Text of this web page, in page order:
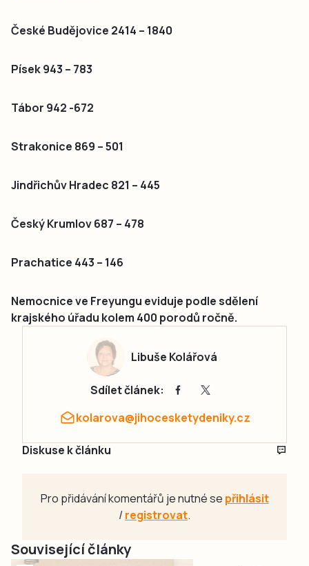
České Budějovice 2414 – 1840
Písek 943 – 783
Tábor 942 -672
Strakonice 869 – 501
Jindřichův Hradec 821 – 445
Český Krumlov 687 – 478
Prachatice 443 – 146
Nemocnice ve Freyungu eviduje podle sdělení
krajského úřadu kolem 400 porodů ročně.
Libuše Kolářová
Sdílet článek:
kolarova@jihocesketydeniky.cz
Diskuse k článku
Pro přidávání komentářů je nutné se přihlásit
/registrovat.
Související články